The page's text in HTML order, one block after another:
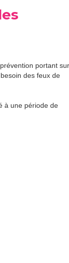
portant sur
des feux de
à une période de